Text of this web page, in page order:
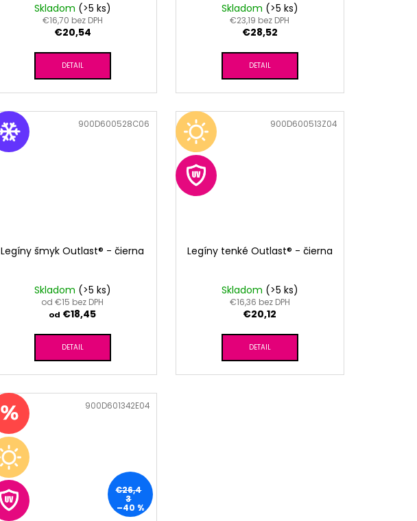
Skladom (>5 ks)
€16,70 bez DPH
€20,54
DETAIL
Skladom (>5 ks)
€23,19 bez DPH
€28,52
DETAIL
Legíny šmyk Outlast® - čierna
Skladom (>5 ks)
od €15 bez DPH
od €18,45
DETAIL
900D600528C06
Legíny tenké Outlast® - čierna
Skladom (>5 ks)
€16,36 bez DPH
€20,12
DETAIL
900D600513Z04
€26,4
3
–40 %
900D601342E04